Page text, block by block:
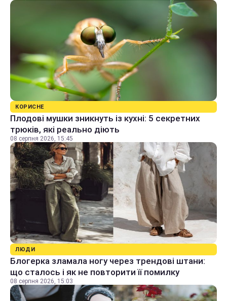
КОРИСНЕ
Плодові мушки зникнуть із кухні: 5 секретних
трюків, які реально діють
08 серпня 2026, 15:45
ЛЮДИ
Блогерка зламала ногу через трендові штани:
що сталось і як не повторити її помилку
08 серпня 2026, 15:03